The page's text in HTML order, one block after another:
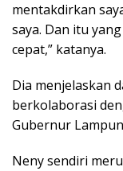
mentakdirkan
saya. Dan itu
cepat,” katanya.
Dia menjelaskan
berkolaborasi
Gubernur
Neny sendiri